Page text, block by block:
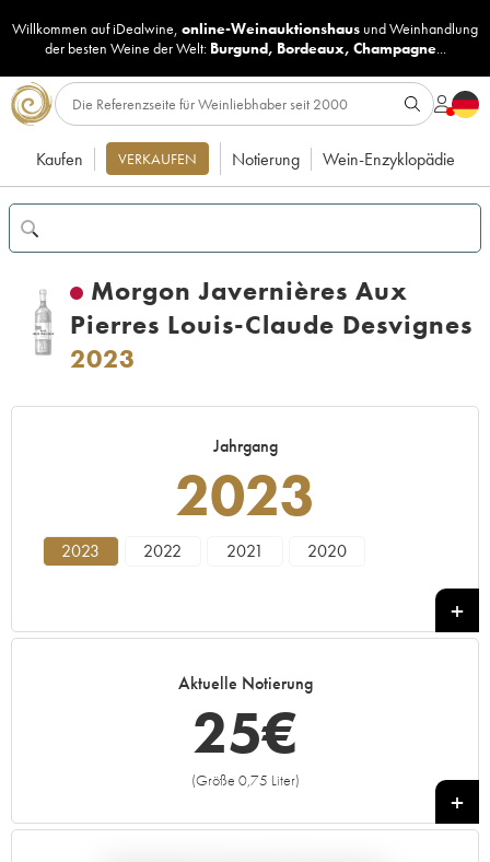
Willkommen auf iDealwine, online-Weinauktionshaus undWeinhandlung
der besten Weine der Welt: Burgund, Bordeaux, Champagne...
Kaufen VERKAUFEN Notierung Wein-Enzyklopädie
Morgon Javernières Aux
Pierres Louis-Claude Desvignes
2023
Jahrgang
2023
2023 2022 2021 2020
Aktuelle Notierung
25€
(Größe 0,75 Liter)
+